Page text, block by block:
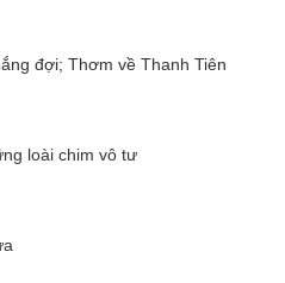
đợi; Thơm về Thanh Tiên
loài chim vô tư